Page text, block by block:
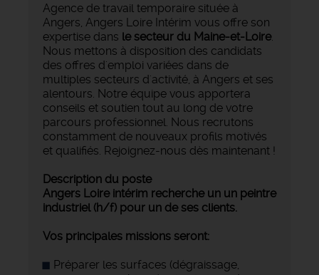
Agence de travail temporaire située à
Angers, Angers Loire Intérim vous offre son
expertise dans le secteur du Maine-et-Loire.
Nous mettons à disposition des candidats
des offres d'emploi variées dans de
multiples secteurs d'activité, à Angers et ses
alentours. Notre équipe vous apportera
conseils et soutien tout au long de votre
parcours professionnel. Nous recrutons
constamment de nouveaux profils motivés
et qualifiés. Rejoignez-nous dès maintenant !
Description du poste
Angers Loire intérim recherche un un peintre
industriel (h/f) pour un de ses clients.
Vos principales missions seront:
Préparer les surfaces (dégraissage,